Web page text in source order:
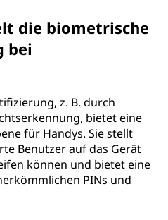
die biometrische
bei
z. B. durch
bietet eine
für Handys. Sie stellt
Benutzer auf das Gerät
können und bietet eine
PINs und